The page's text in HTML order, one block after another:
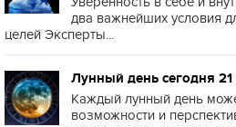
два важнейших условия
целей Эксперты...
Лунный день сегодня
Каждый лунный день
возможности и